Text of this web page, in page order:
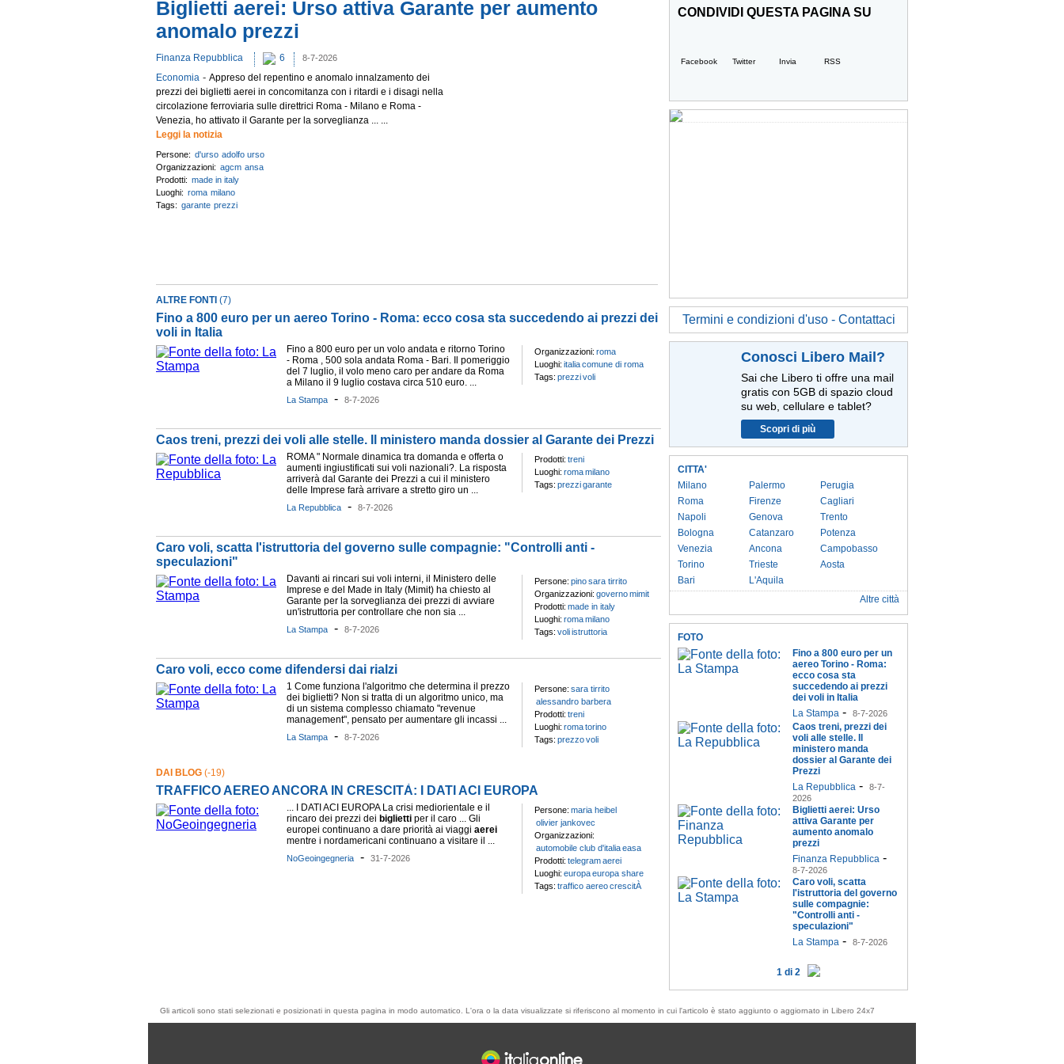
Biglietti aerei: Urso attiva Garante per aumento
anomalo prezzi
Finanza Repubblica 6 8-7-2026
Economia - Appreso del repentino e anomalo innalzamento dei
prezzi dei biglietti aerei in concomitanza con i ritardi e i disagi nella
circolazione ferroviaria sulle direttrici Roma - Milano e Roma -
Venezia, ho attivato il Garante per la sorveglianza ... ...
Leggi la notizia
Persone: d'urso adolfo urso
Organizzazioni: agcm ansa
Prodotti: made in italy
Luoghi: roma milano
Tags: garante prezzi
ALTRE FONTI (7)
Fino a 800 euro per un aereo Torino - Roma: ecco cosa sta succedendo ai prezzi dei
voli in Italia
Fino a 800 euro per un volo andata e ritorno Torino
- Roma , 500 sola andata Roma - Bari. Il pomeriggio
del 7 luglio, il volo meno caro per andare da Roma
a Milano il 9 luglio costava circa 510 euro. ...
La Stampa - 8-7-2026
Organizzazioni: roma
Luoghi: italiacomune di roma
Tags: prezzivoli
Caos treni, prezzi dei voli alle stelle. Il ministero manda dossier al Garante dei Prezzi
ROMA " Normale dinamica tra domanda e offerta o
aumenti ingiustificati sui voli nazionali?. La risposta
arriverà dal Garante dei Prezzi a cui il ministero
delle Imprese farà arrivare a stretto giro un ...
La Repubblica - 8-7-2026
Prodotti: treni
Luoghi: romamilano
Tags: prezzigarante
Caro voli, scatta l'istruttoria del governo sulle compagnie: "Controlli anti -
speculazioni"
Davanti ai rincari sui voli interni, il Ministero delle
Imprese e del Made in Italy (Mimit) ha chiesto al
Garante per la sorveglianza dei prezzi di avviare
un'istruttoria per controllare che non sia ...
La Stampa - 8-7-2026
Persone: pinosara tirrito
Organizzazioni: governomimit
Prodotti: made in italy
Luoghi: romamilano
Tags: voliistruttoria
Caro voli, ecco come difendersi dai rialzi
1 Come funziona l'algoritmo che determina il prezzo
dei biglietti? Non si tratta di un algoritmo unico, ma
di un sistema complesso chiamato "revenue
management", pensato per aumentare gli incassi ...
La Stampa - 8-7-2026
Persone: sara tirrito
alessandro barbera
Prodotti: treni
Luoghi: romatorino
Tags: prezzovoli
DAI BLOG (-19)
TRAFFICO AEREO ANCORA IN CRESCITÀ: I DATI ACI EUROPA
... I DATI ACI EUROPA La crisi mediorientale e il
rincaro dei prezzi dei biglietti per il caro ... Gli
europei continuano a dare priorità ai viaggi aerei
mentre i nordamericani continuano a visitare il ...
NoGeoingegneria - 31-7-2026
Persone: maria heibel
olivier jankovec
Organizzazioni:
automobile club d'italiaeasa
Prodotti: telegramaerei
Luoghi: europaeuropa share
Tags: traffico aereocrescitÀ
CONDIVIDI QUESTA PAGINA SU
Facebook Twitter Invia RSS
Termini e condizioni d'uso - Contattaci
Conosci Libero Mail?
Sai che Libero ti offre una mail
gratis con 5GB di spazio cloud
su web, cellulare e tablet?
Scopri di più
CITTA'
Milano
Roma
Napoli
Bologna
Venezia
Torino
Bari
Palermo
Firenze
Genova
Catanzaro
Ancona
Trieste
L'Aquila
Perugia
Cagliari
Trento
Potenza
Campobasso
Aosta
Altre città
FOTO
Fino a 800 euro per un
aereo Torino - Roma:
ecco cosa sta
succedendo ai prezzi
dei voli in Italia
La Stampa - 8-7-2026
Caos treni, prezzi dei
voli alle stelle. Il
ministero manda
dossier al Garante dei
Prezzi
La Repubblica -
8-7-
2026
Biglietti aerei: Urso
attiva Garante per
aumento anomalo
prezzi
Finanza Repubblica -
8-7-2026
Caro voli, scatta
l'istruttoria del governo
sulle compagnie:
"Controlli anti -
speculazioni"
La Stampa - 8-7-2026
1 di 2
Gli articoli sono stati selezionati e posizionati in questa pagina in modo automatico. L'ora o la data visualizzate si riferiscono al momento in cui l'articolo è stato aggiunto o aggiornato in Libero 24x7